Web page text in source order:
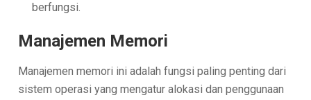
berfungsi.
Manajemen Memori
Manajemen memori ini adalah fungsi paling penting dari
sistem operasi yang mengatur alokasi dan penggunaan